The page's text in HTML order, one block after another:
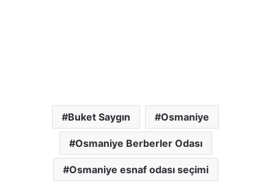
Buket Saygın Osmaniye
Osmaniye Berberler Odası
Osmaniye esnaf odası seçimi